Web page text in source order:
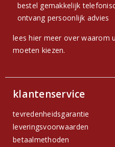
bestel gemakkelijk
ontvang persoonlijk advies
lees hier meer over waarom
moeten kiezen.
klantenservice
tevredenheidsgarantie
leveringsvoorwaarden
betaalmethoden